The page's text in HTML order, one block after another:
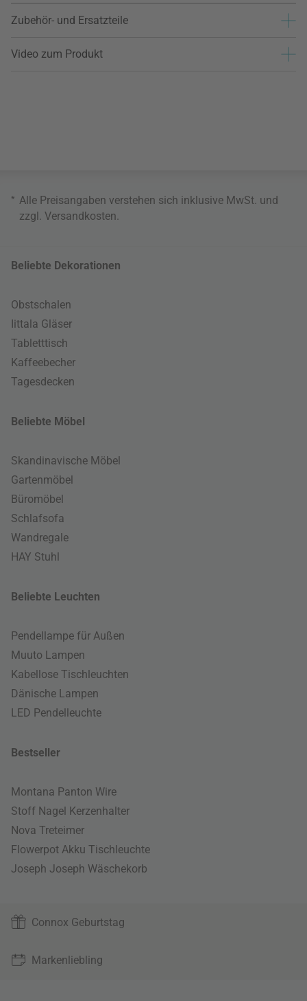
Zubehör- und Ersatzteile
Video zum Produkt
* Alle Preisangaben verstehen sich inklusive MwSt. und
zzgl. Versandkosten
Beliebte Dekorationen
Obstschalen
Iittala Gläser
Tabletttisch
Kaffeebecher
Tagesdecken
Beliebte Möbel
Skandinavische Möbel
Gartenmöbel
Büromöbel
Schlafsofa
Wandregale
HAY Stuhl
Beliebte Leuchten
Pendellampe für Außen
Muuto Lampen
Kabellose Tischleuchten
Dänische Lampen
LED Pendelleuchte
Bestseller
Montana Panton Wire
Stoff Nagel Kerzenhalter
Nova Treteimer
Flowerpot Akku Tischleuchte
Joseph Joseph Wäschekorb
Connox Geburtstag
Markenliebling